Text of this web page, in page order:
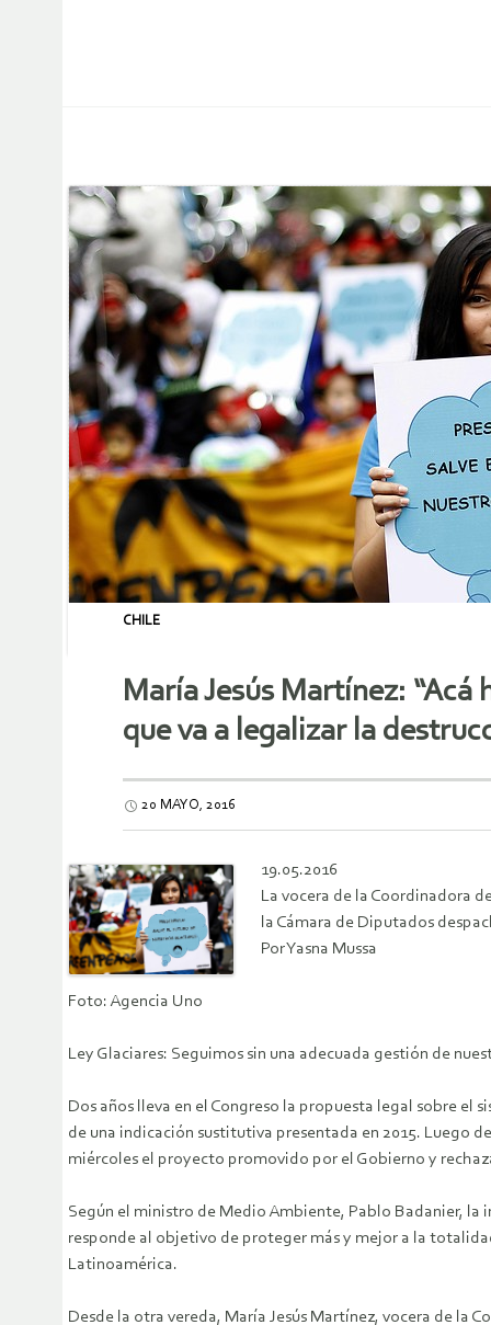
CHILE
María Jesús Martínez:
que va a legalizar la
20 MAYO, 2016
19.05.2016
La vocera de la Coordinadora
la Cámara de Diputados
Por Yasna Mussa
Foto: Agencia Uno
Ley Glaciares: Seguimos sin una adecuada gestión de
Dos años lleva en el Congreso la propuesta legal sobre
de una indicación sustitutiva presentada en 2015. Luego
miércoles el proyecto promovido por el Gobierno y
Según el ministro de Medio Ambiente, Pablo Badanier,
responde al objetivo de proteger más y mejor a la
Latinoamérica.
Desde la otra vereda, María Jesús Martínez, vocera de la